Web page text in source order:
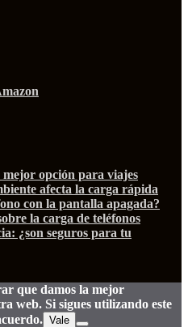
opción para viajes
afecta la carga rápida
con la pantalla apagada?
la carga de teléfonos
¿son seguros para tu
que damos la mejor
web. Si sigues utilizando este
Vale